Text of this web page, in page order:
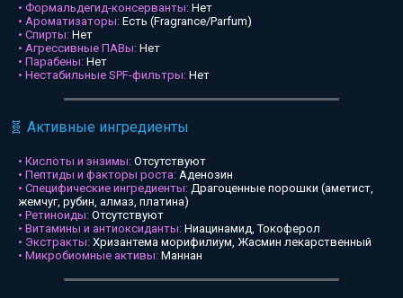
• Формальдегид-консерванты: Нет
• Ароматизаторы: Есть (Fragrance/Parfum)
• Спирты: Нет
• Агрессивные ПАВы: Нет
• Парабены: Нет
• Нестабильные SPF-фильтры: Нет
🧬 Активные ингредиенты
• Кислоты и энзимы: Отсутствуют
• Пептиды и факторы роста: Аденозин
• Специфические ингредиенты: Драгоценные порошки (аметист,
жемчуг, рубин, алмаз, платина)
• Ретиноиды: Отсутствуют
• Витамины и антиоксиданты: Ниацинамид, Токоферол
• Экстракты: Хризантема морифилиум, Жасмин лекарственный
• Микробиомные активы: Маннан